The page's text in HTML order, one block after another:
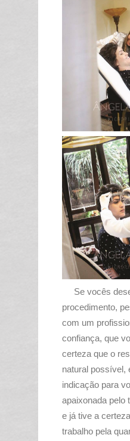
Se vocês
procedimento,
com um
confiança, que
certeza que o
natural possível,
indicação para
apaixonada pelo
e já tive a
trabalho pela